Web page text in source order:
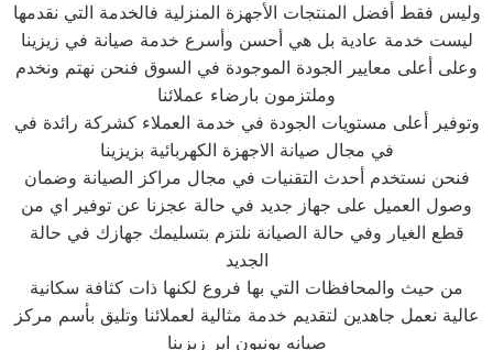
وليس فقط أفضل المنتجات الأجهزة المنزلية فالخدمة التي نقدمها
ليست خدمة عادية بل هي أحسن وأسرع خدمة صيانة في زيزينا
وعلى أعلى معايير الجودة الموجودة في السوق فنحن نهتم ونخدم
وملتزمون بارضاء عملائنا
وتوفير أعلى مستويات الجودة في خدمة العملاء كشركة رائدة في
في مجال صيانة الاجهزة الكهربائية بزيزينا
فنحن نستخدم أحدث التقنيات في مجال مراكز الصيانة وضمان
وصول العميل على جهاز جديد في حالة عجزنا عن توفير اي من
قطع الغيار وفي حالة الصيانة نلتزم بتسليمك جهازك في حالة
الجديد
من حيث والمحافظات التي بها فروع لكنها ذات كثافة سكانية
عالية نعمل جاهدين لتقديم خدمة مثالية لعملائنا وتليق بأسم مركز
صيانه يونيون اير زيزينا